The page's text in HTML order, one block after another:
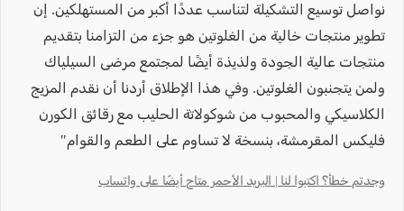
نواصل توسيع التشكيلة لتناسب عددًا أكبر من المستهلكين. إن
تطوير منتجات خالية من الغلوتين هو جزء من التزامنا بتقديم
منتجات عالية الجودة ولذيذة أيضًا لمجتمع مرضى السيلياك
ولمن يتجنبون الغلوتين. وفي هذا الإطلاق أردنا أن نقدم المزيج
الكلاسيكي والمحبوب من شوكولاتة الحليب مع رقائق الكورن
فليكس المقرمشة، بنسخة لا تساوم على الطعم والقوام"
وجدتم خطأ؟ اكتبوا لنا | البريد الأحمر متاح أيضًا على واتساب